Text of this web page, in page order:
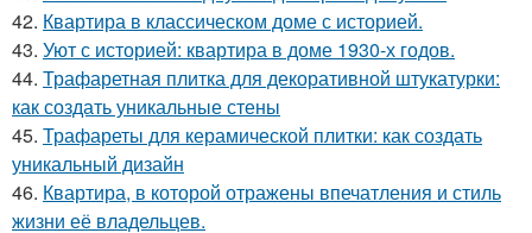
42. Квартира в классическом доме с историей.
43. Уют с историей: квартира в доме 1930-х годов.
44. Трафаретная плитка для декоративной штукатурки:
как создать уникальные стены
45. Трафареты для керамической плитки: как создать
уникальный дизайн
46. Квартира, в которой отражены впечатления и стиль
жизни её владельцев.